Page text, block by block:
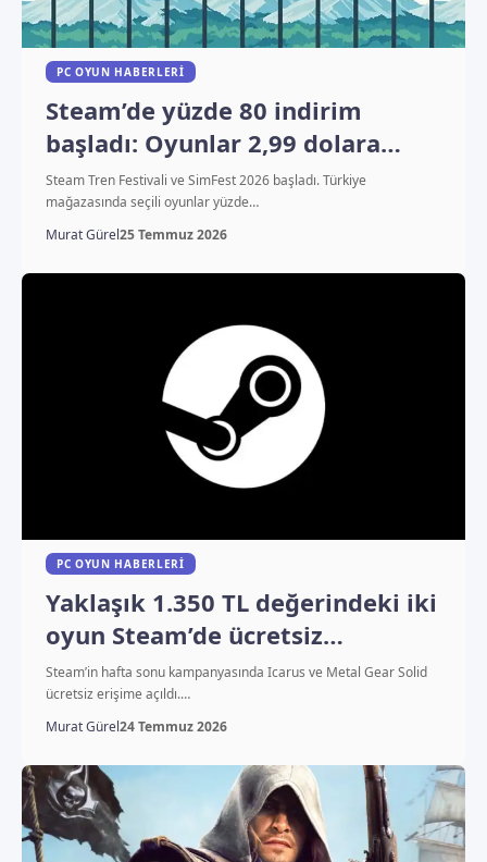
PC OYUN HABERLERI
Steam’de yüzde 80 indirim
başladı: Oyunlar 2,99 dolara
düştü
Steam Tren Festivali ve SimFest 2026 başladı. Türkiye
mağazasında seçili oyunlar yüzde…
Murat Gürel25 Temmuz 2026
PC OYUN HABERLERI
Yaklaşık 1.350 TL değerindeki iki
oyun Steam’de ücretsiz
oynanabiliyor
Steam’in hafta sonu kampanyasında Icarus ve Metal Gear Solid
ücretsiz erişime açıldı.…
Murat Gürel24 Temmuz 2026